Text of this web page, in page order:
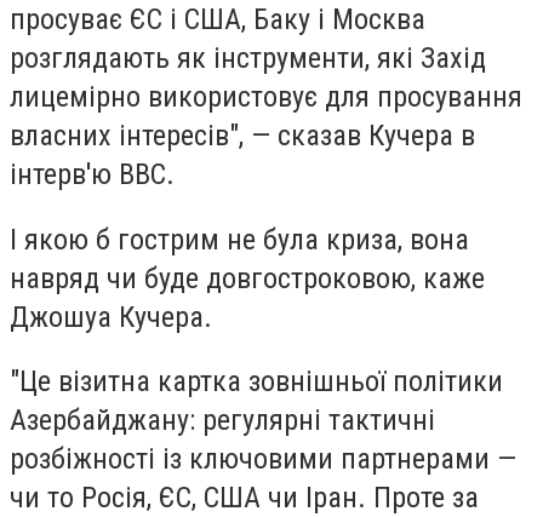
просуває ЄС і США, Баку і Москва
розглядають як інструменти, які Захід
лицемірно використовує для просування
власних інтересів", — сказав Кучера в
інтерв'ю ВВС.
І якою б гострим не була криза, вона
навряд чи буде довгостроковою, каже
Джошуа Кучера.
"Це візитна картка зовнішньої політики
Азербайджану: регулярні тактичні
розбіжності із ключовими партнерами —
чи то Росія, ЄС, США чи Іран. Проте за